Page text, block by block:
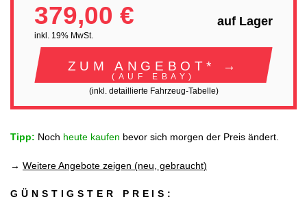
379,00 €
inkl. 19% MwSt.
auf Lager
ZUM ANGEBOT* →
(AUF EBAY)
(inkl. detaillierte Fahrzeug-Tabelle)
Tipp: Noch heute kaufen bevor sich morgen der Preis ändert.
→ Weitere Angebote zeigen (neu, gebraucht)
GÜNSTIGSTER PREIS: